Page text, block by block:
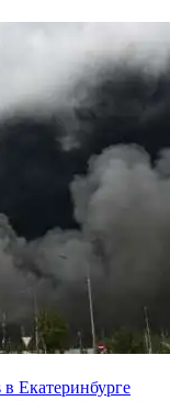
Екатеринбурге